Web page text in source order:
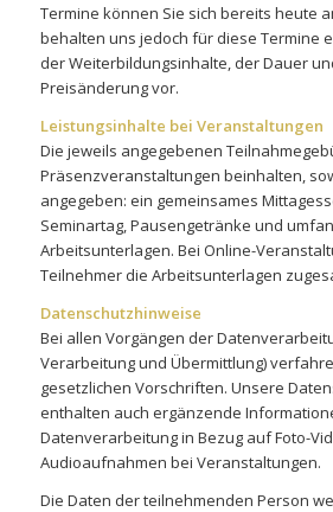
Termine können Sie sich bereits heute
behalten uns jedoch für diese Termine
der Weiterbildungsinhalte, der Dauer
Preisänderung vor.
Leistungsinhalte bei Veranstaltungen
Die jeweils angegebenen
Präsenzveranstaltungen beinhalten,
angegeben: ein gemeinsames
Seminartag, Pausengetränke und
Arbeitsunterlagen. Bei Online-
Teilnehmer die Arbeitsunterlagen
Datenschutzhinweise
Bei allen Vorgängen der
Verarbeitung und Übermittlung)
gesetzlichen Vorschriften. Unsere
enthalten auch ergänzende
Datenverarbeitung in Bezug auf Foto-
Audioaufnahmen bei Veranstaltungen.
Die Daten der teilnehmenden Person